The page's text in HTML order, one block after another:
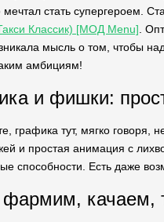
мечтал стать супергероем.
Классик) [МОД Menu] .
мысль о том, чтобы
амбициям!
и фишки:
графика тут, мягко говоря,
и простая анимация с
способности. Есть даже
фармим, качаем,